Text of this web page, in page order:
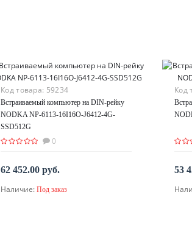
Код товара: 59234
Встраиваемый компьютер на DIN-рейку
NODKA NP-6113-16I16O-J6412-4G-
SSD512G
0
62 452.00 руб.
По запросу
Наличие: Под заказ
Код
53